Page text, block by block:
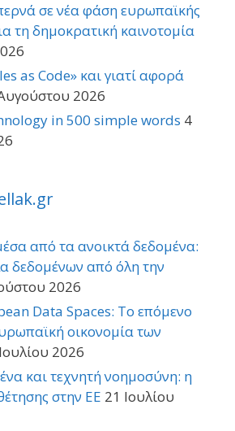
σε νέα φάση ευρωπαϊκής
τη δημοκρατική καινοτομία
as Code» και γιατί αφορά
2026
in 500 simple words 4
από τα ανοικτά δεδομένα:
δεδομένων από όλη την
2026
Data Spaces: Το επόμενο
οικονομία των
2026
και τεχνητή νοημοσύνη: η
στην ΕΕ 21 Ιουλίου